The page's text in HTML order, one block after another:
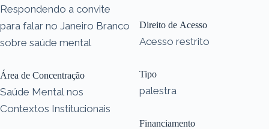
Respondendo a convite
para falar no Janeiro Branco
sobre saúde mental
Área de Concentração
Saúde Mental nos
Contextos Institucionais
Direito de Acesso
Acesso restrito
Tipo
palestra
Financiamento